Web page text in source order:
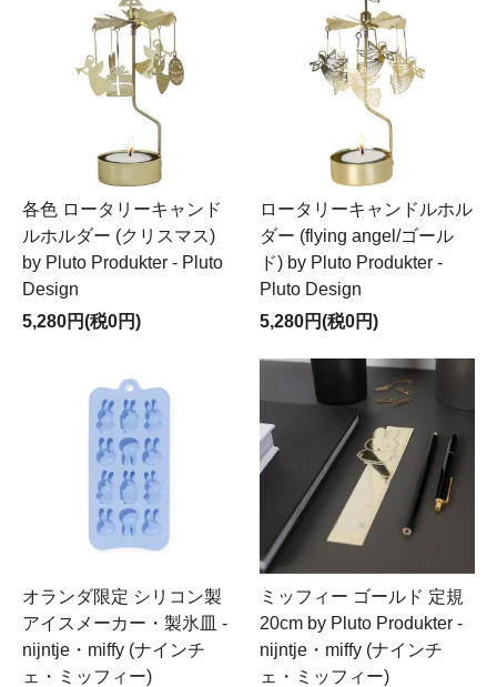
各色 ロータリーキャンド
ルホルダー (クリスマス)
by Pluto Produkter - Pluto
Design
5,280円(税0円)
ロータリーキャンドルホル
ダー (flying angel/ゴール
ド) by Pluto Produkter -
Pluto Design
5,280円(税0円)
オランダ限定 シリコン製
アイスメーカー・製氷皿 -
nijntje・miffy (ナインチ
ェ・ミッフィー)
ミッフィー ゴールド 定規
20cm by Pluto Produkter -
nijntje・miffy (ナインチ
ェ・ミッフィー)